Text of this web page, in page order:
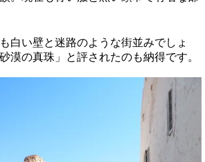
白い壁と迷路のような街並みでしょ
漠の真珠」と評されたのも納得です。